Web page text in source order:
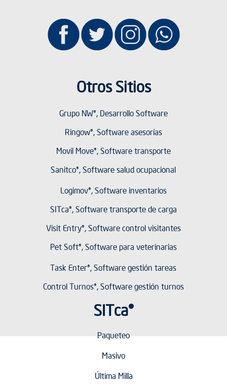
Otros Sitios
Grupo NW®, Desarrollo Software
Ringow®, Software asesorías
Movil Move®, Software transporte
Sanitco®, Software salud ocupacional
Logimov®, Software inventarios
SITca®, Software transporte de carga
Visit Entry®, Software control visitantes
Pet Soft®, Software para veterinarias
Task Enter®, Software gestión tareas
Control Turnos®, Software gestión turnos
SITca®
Paqueteo
Masivo
Última Milla